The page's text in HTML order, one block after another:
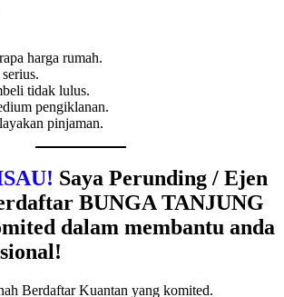
harga rumah.
tidak lulus.
pengiklanan.
pinjaman.
Saya Perunding / Ejen
BUNGA TANJUNG
dalam membantu anda